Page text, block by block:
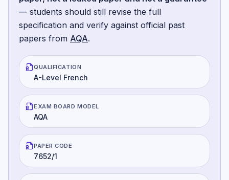
— students should still revise the full
specification and verify against official past
papers from AQA.
QUALIFICATION
A-Level French
EXAM BOARD MODEL
AQA
PAPER CODE
7652/1